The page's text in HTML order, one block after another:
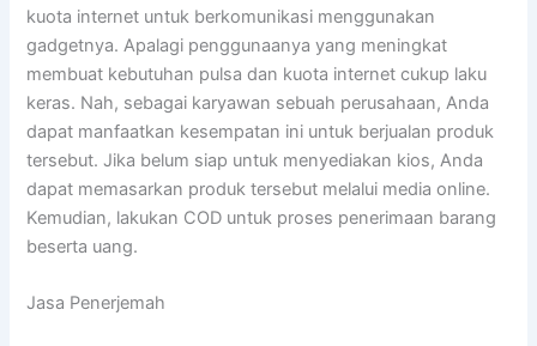
kuota internet untuk berkomunikasi menggunakan
gadgetnya. Apalagi penggunaanya yang meningkat
membuat kebutuhan pulsa dan kuota internet cukup laku
keras. Nah, sebagai karyawan sebuah perusahaan, Anda
dapat manfaatkan kesempatan ini untuk berjualan produk
tersebut. Jika belum siap untuk menyediakan kios, Anda
dapat memasarkan produk tersebut melalui media online.
Kemudian, lakukan COD untuk proses penerimaan barang
beserta uang.
Jasa Penerjemah